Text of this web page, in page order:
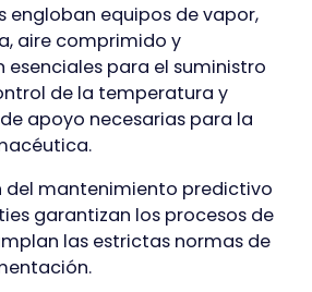
engloban equipos de vapor,
aire comprimido y
esenciales para el suministro
de la temperatura y
apoyo necesarias para la
del mantenimiento predictivo
garantizan los procesos de
las estrictas normas de